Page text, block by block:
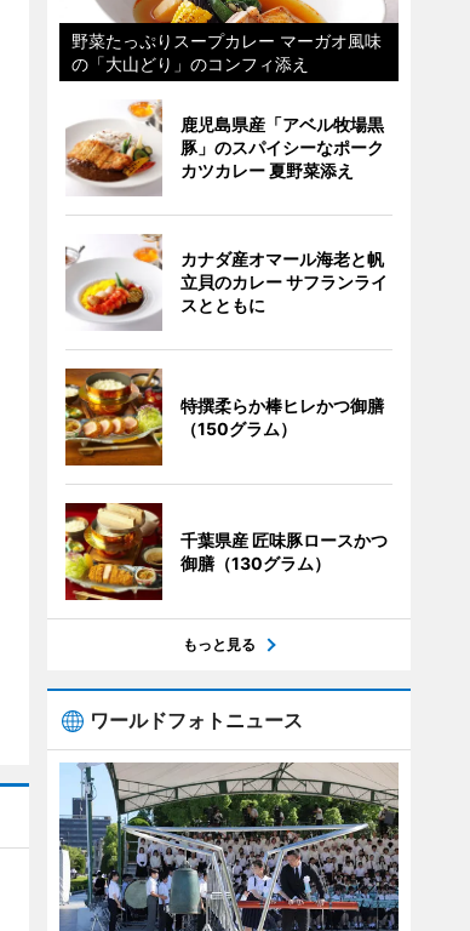
野菜たっぷりスープカレー マーガオ風味
の「大山どり」のコンフィ添え
鹿児島県産「アベル牧場黒
豚」のスパイシーなポーク
カツカレー 夏野菜添え
カナダ産オマール海老と帆
立貝のカレー サフランライ
スとともに
特撰柔らか棒ヒレかつ御膳
（150グラム）
千葉県産 匠味豚ロースかつ
御膳（130グラム）
もっと見る
ワールドフォトニュース